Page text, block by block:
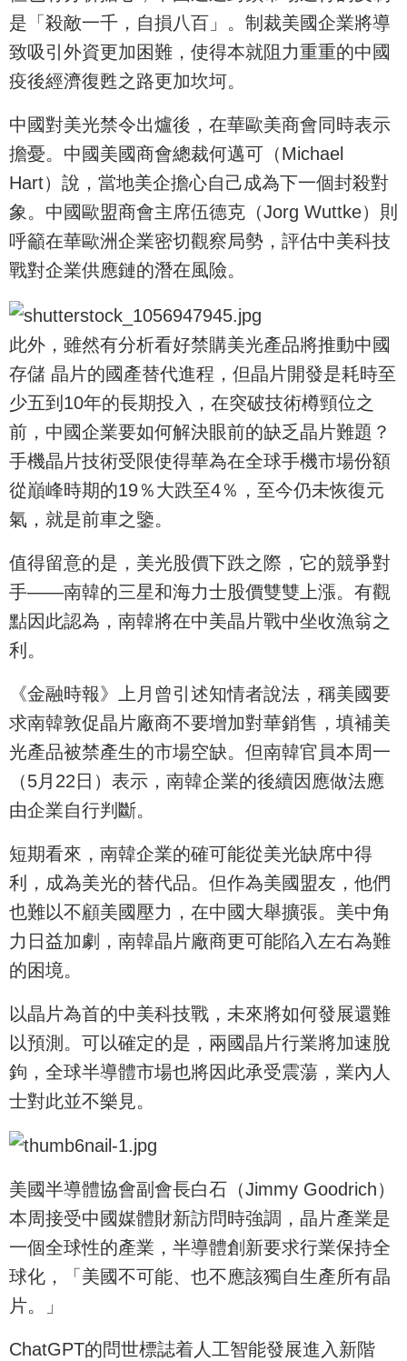
是「殺敵一千，自損八百」。制裁美國企業將導
致吸引外資更加困難，使得本就阻力重重的中國
疫後經濟復甦之路更加坎坷。
中國對美光禁令出爐後，在華歐美商會同時表示
擔憂。中國美國商會總裁何邁可（Michael
Hart）說，當地美企擔心自己成為下一個封殺對
象。中國歐盟商會主席伍德克（Jorg Wuttke）則
呼籲在華歐洲企業密切觀察局勢，評估中美科技
戰對企業供應鏈的潛在風險。
此外，雖然有分析看好禁購美光產品將推動中國
存儲 晶片的國產替代進程，但晶片開發是耗時至
少五到10年的長期投入，在突破技術樽頸位之
前，中國企業要如何解決眼前的缺乏晶片難題？
手機晶片技術受限使得華為在全球手機市場份額
從巔峰時期的19％大跌至4％，至今仍未恢復元
氣，就是前車之鑒。
值得留意的是，美光股價下跌之際，它的競爭對
手——南韓的三星和海力士股價雙雙上漲。有觀
點因此認為，南韓將在中美晶片戰中坐收漁翁之
利。
《金融時報》上月曾引述知情者說法，稱美國要
求南韓敦促晶片廠商不要增加對華銷售，填補美
光產品被禁產生的市場空缺。但南韓官員本周一
（5月22日）表示，南韓企業的後續因應做法應
由企業自行判斷。
短期看來，南韓企業的確可能從美光缺席中得
利，成為美光的替代品。但作為美國盟友，他們
也難以不顧美國壓力，在中國大舉擴張。美中角
力日益加劇，南韓晶片廠商更可能陷入左右為難
的困境。
以晶片為首的中美科技戰，未來將如何發展還難
以預測。可以確定的是，兩國晶片行業將加速脫
鉤，全球半導體市場也將因此承受震蕩，業內人
士對此並不樂見。
美國半導體協會副會長白石（Jimmy Goodrich）
本周接受中國媒體財新訪問時強調，晶片產業是
一個全球性的產業，半導體創新要求行業保持全
球化，「美國不可能、也不應該獨自生產所有晶
片。」
ChatGPT的問世標誌着人工智能發展進入新階